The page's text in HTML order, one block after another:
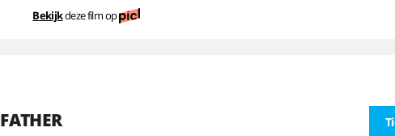
Bekijkdeze film op
FATHER